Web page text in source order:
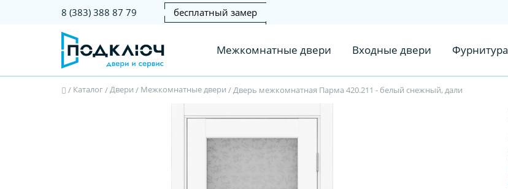
8 (383) 388 87 79 бесплатный замер
Межкомнатные двери Входные двери Фурнитура
/ Каталог/Двери / Межкомнатные двери /Дверь межкомнатная Парма 420.211 - белый снежный, дали